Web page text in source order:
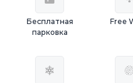
Бесплатная
парковка
Free